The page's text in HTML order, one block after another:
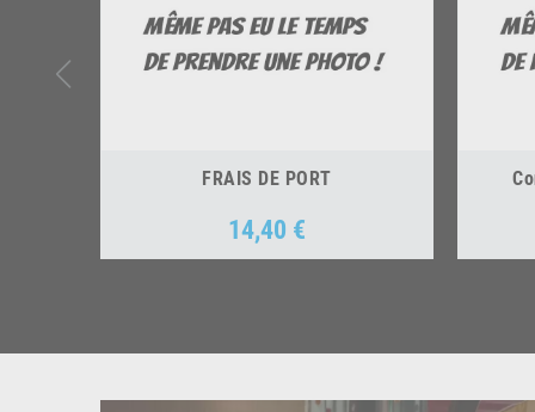
FRAIS DE PORT
Prix
14,40 €